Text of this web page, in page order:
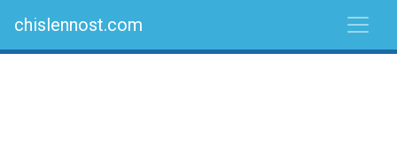
chislennost.com